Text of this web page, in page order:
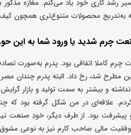
رشد کاری خود یاد می‌کنم. مغازه
به‌تدریج محصولات متنوع‌تری همچون
چرم شدید یا ورود شما به این
کاملا اتفاقی بود. پدرم به‌صورت
این مطرح شد، رخ داد. البته پدرم چندان
و بیشتر به سمت تولید و بازار
علاقه‌ای در من شکل گرفته بود که
بود. از طرف دیگر، خودِ صنعت
مالی صاحب کارم نیز به نوعی